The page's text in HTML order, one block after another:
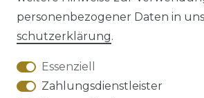
AGB
personenbezogener Daten in
schutz­erklärung.
Essenziell
Zahlungsdienstleister